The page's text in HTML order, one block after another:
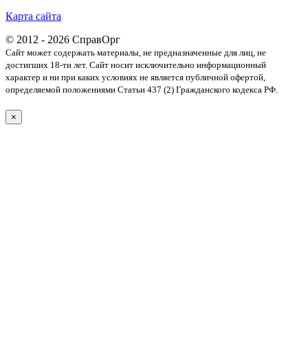
Карта сайта
© 2012 - 2026 СправОрг
Сайт может содержать материалы, не предназначенные для лиц, не
достигших 18-ти лет. Cайт носит исключительно информационный
характер и ни при каких условиях не является публичной офертой,
определяемой положениями Статьи 437 (2) Гражданского кодекса РФ.
×